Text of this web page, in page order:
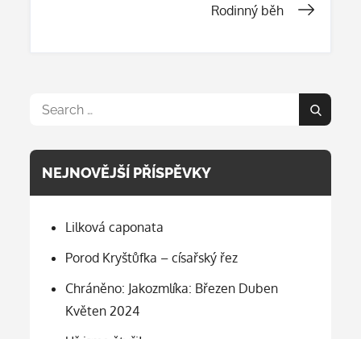
Rodinný běh
Search
Search
NEJNOVĚJŠÍ PŘÍSPĚVKY
Lilková caponata
Porod Kryštůfka – císařský řez
Chráněno: Jakozmlíka: Březen Duben
Květen 2024